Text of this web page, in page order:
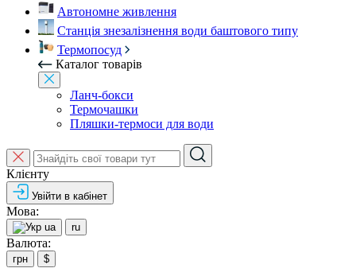
Автономне живлення
Станція знезалізнення води баштового типу
Термопосуд
Каталог товарів
Ланч-бокси
Термочашки
Пляшки-термоси для води
Клієнту
Увійти в кабінет
Мова:
ua ru
Валюта:
грн $